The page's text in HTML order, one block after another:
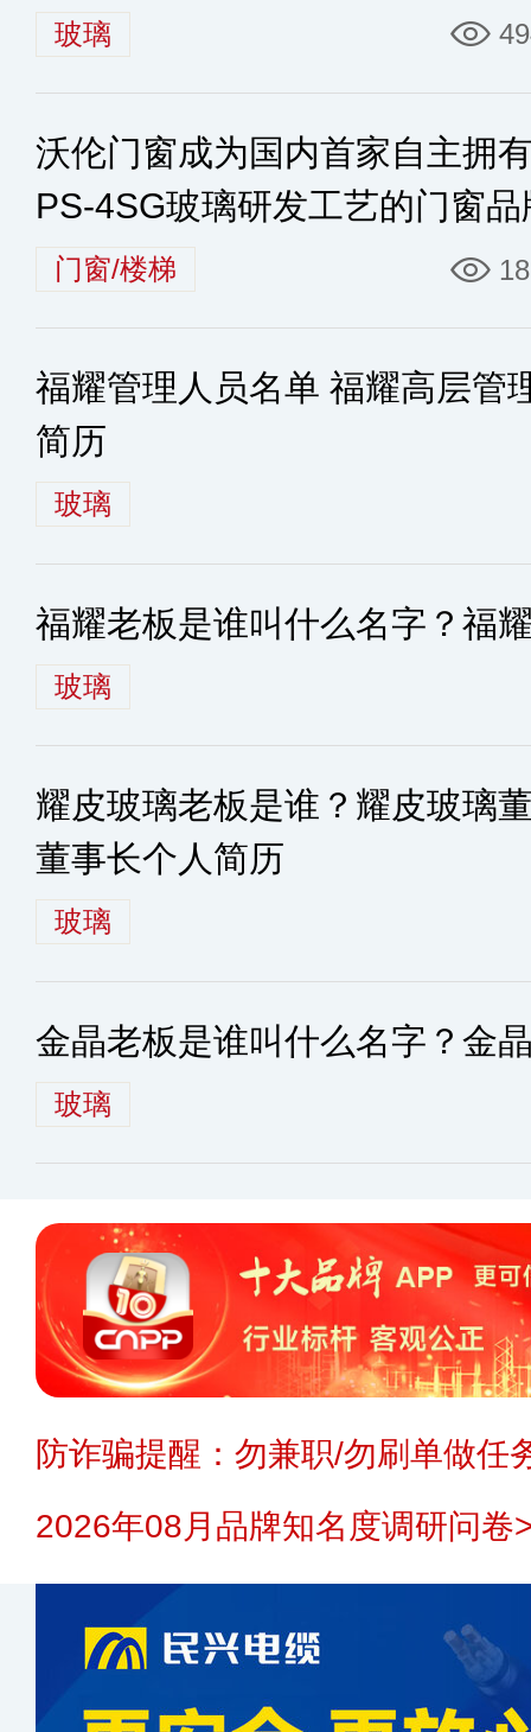
玻璃
沃伦门窗成为国内首家自主拥
PS-4SG玻璃研发工艺的门窗品
门窗/楼梯
福耀管理人员名单 福耀高层管
简历
玻璃
福耀老板是谁叫什么名字？福
玻璃
耀皮玻璃老板是谁？耀皮玻璃
董事长个人简历
玻璃
金晶老板是谁叫什么名字？金
玻璃
防诈骗提醒：勿兼职/勿刷单做任
2026年08月品牌知名度调研问卷